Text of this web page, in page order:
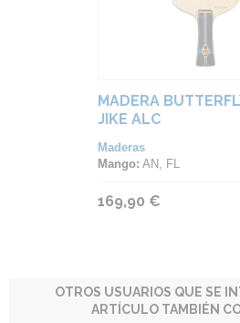
MADERA
JIKE ALC
Maderas
Mango: AN, FL
169,90 €
OTROS USUARIOS QUE SE
ARTÍCULO TAMBIÉN